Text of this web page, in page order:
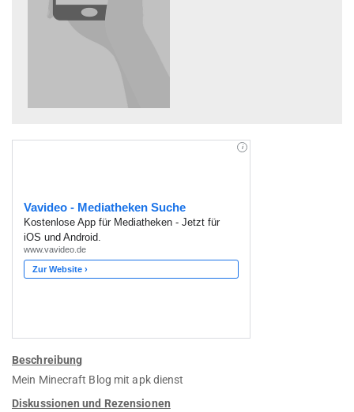
Beschreibung
Mein Minecraft Blog mit apk dienst
Diskussionen und Rezensionen